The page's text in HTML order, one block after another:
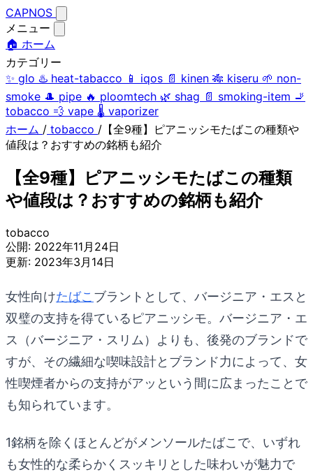
CAPNOS
メニュー
🏠 ホーム
カテゴリー
✨ glo ♨️ heat-tabacco 📱 iqos 📄 kinen 🎋 kiseru 🌱 non-
smoke 🎩 pipe 🔥 ploomtech 🌿 shag 📄 smoking-item 🚬
tobacco 💨 vape 🌡️ vaporizer
ホーム / tobacco / 【全9種】ピアニッシモたばこの種類や
値段は？おすすめの銘柄も紹介
【全9種】ピアニッシモたばこの種類
や値段は？おすすめの銘柄も紹介
tobacco
公開: 2022年11月24日
更新: 2023年3月14日
女性向けたばこブラントとして、バージニア・エスと
双璧の支持を得ているピアニッシモ。バージニア・エ
ス（バージニア・スリム）よりも、後発のブランドで
すが、その繊細な喫味設計とブランド力によって、女
性喫煙者からの支持がアッという間に広まったことで
も知られています。
1銘柄を除くほとんどがメンソールたばこで、いずれ
も女性的な柔らかくスッキリとした味わいが魅力で